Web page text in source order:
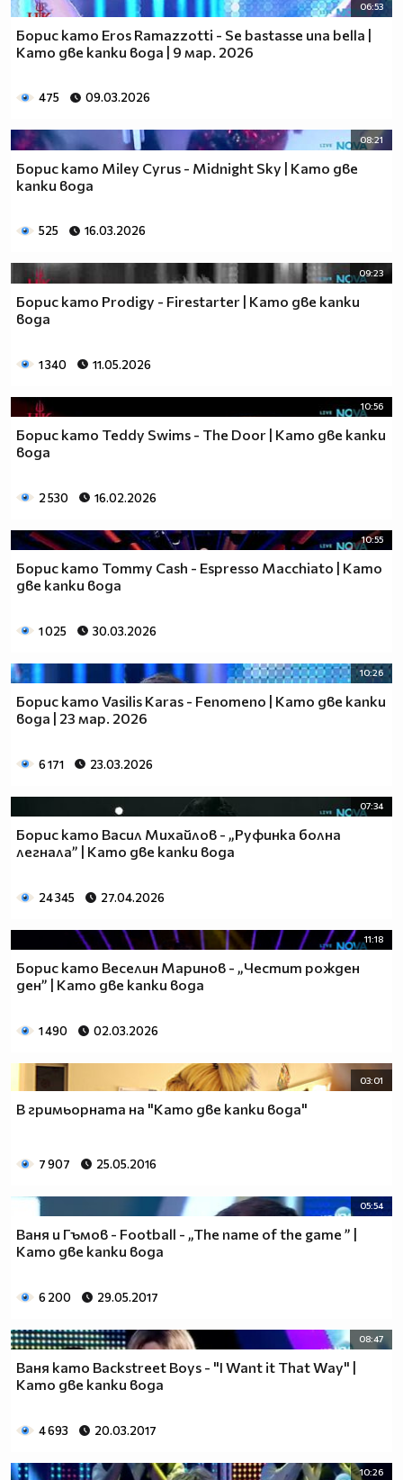
06:53
Борис като Eros Ramazzotti - Se bastasse una bella |
Като две капки вода | 9 мар. 2026
475 09.03.2026
08:21
Борис като Miley Cyrus - Midnight Sky | Като две
капки вода
525 16.03.2026
09:23
Борис като Prodigy - Firestarter | Като две капки
вода
1 340 11.05.2026
10:56
Борис като Teddy Swims - The Door | Като две капки
вода
2 530 16.02.2026
10:55
Борис като Tommy Cash - Espresso Macchiato | Като
две капки вода
1 025 30.03.2026
10:26
Борис като Vasilis Karas - Fenomeno | Като две капки
вода | 23 мар. 2026
6 171 23.03.2026
07:34
Борис като Васил Михайлов - „Руфинка болна
легнала” | Като две капки вода
24 345 27.04.2026
11:18
Борис като Веселин Маринов - „Честит рожден
ден” | Като две капки вода
1 490 02.03.2026
03:01
В гримьорната на "Като две капки вода"
7 907 25.05.2016
05:54
Ваня и Гъмов - Football - „The name of the game ” |
Като две капки вода
6 200 29.05.2017
08:47
Ваня като Backstreet Boys - "I Want it That Way" |
Като две капки вода
4 693 20.03.2017
10:26